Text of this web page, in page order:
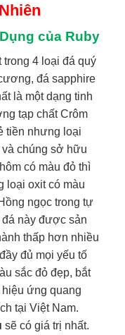
của Ruby
trong 4 loại đá quý
đá sapphire
là một dạng tinh
tạp chất Crôm
tiền nhưng loại
và chúng sở hữu
có màu đỏ thì
loại oxit có màu
ngọc trong tự
đá này được sản
thấp hơn nhiều
đủ mọi yếu tố
sắc đỏ đẹp, bắt
ứng quang
tại Việt Nam.
sẽ có giá trị nhất.